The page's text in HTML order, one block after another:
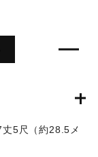
5尺（約28.5メ